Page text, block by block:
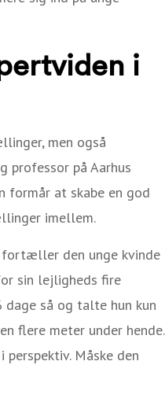
i
men også
professor på Aarhus
formår at skabe en god
imellem.
fortæller den unge kvinde
sin lejligheds fire
så og talte hun kun
flere meter under hende.
Måske den